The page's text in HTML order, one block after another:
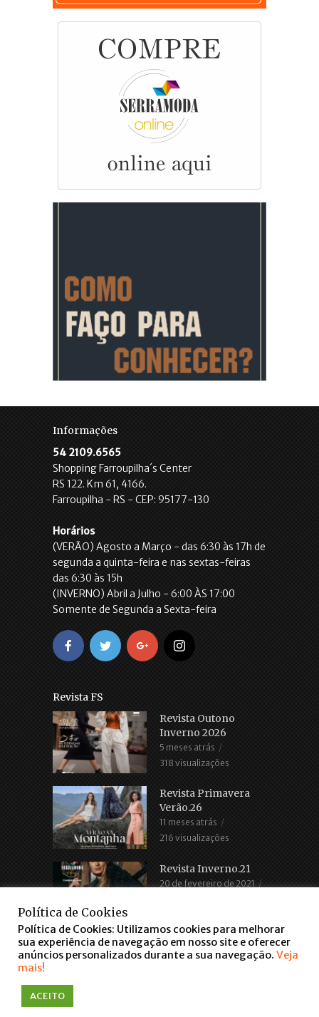
Informações
54 2109.6565
Shopping Farroupilha´s Center
RS 122. Km 61, 4166.
Farroupilha - RS - CEP: 95177-130
Horários
(VERÃO) Agosto a Março - das 6:30 às 17h de
segunda a quinta-feira e nas sextas-feiras
das 6:30 às 15h
(INVERNO) Abril a Julho - 6:00 ÀS 17:00
Somente de Segunda a Sexta-feira
Revista FS
Revista Outono
Inverno 2026
5 meses atrás
318 visualizações
Revista Primavera
Verão.26
11 meses atrás
216 visualizações
Revista Inverno.21
20 de fevereiro de 2021
COPYRIGHT © 2016. TODOS OS DIREITOS RESERVADOS
falar via WhatsApp
Política de Cookies
Política de Cookies: Utilizamos cookies para melhorar
sua experiência de navegação em nosso site e oferecer
anúncios personalizados durante a sua navegação. Veja
mais!
ACEITO